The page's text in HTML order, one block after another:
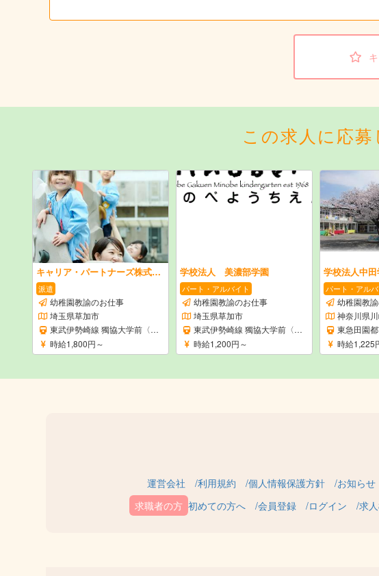
この求人に応
キャリア・パートナーズ株式会社
派遣
幼稚園教諭のお仕事
埼玉県草加市
東武伊勢崎線 獨協大学前〈草加松原〉駅
時給1,800円～
学校法人 美濃部学園
パート・アルバイト
幼稚園教諭のお仕事
埼玉県草加市
東武伊勢崎線 獨協大学前〈草加松原〉駅
時給1,200円～
パート・アル
幼稚園教
神奈川県
東急田園
時給1,225
運営会社 利用規約 個人情報保護方針 お知らせ
初めての方へ
会員登録 ログイン 求